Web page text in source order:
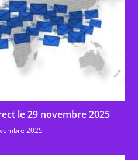
le 29 novembre 2025
2025